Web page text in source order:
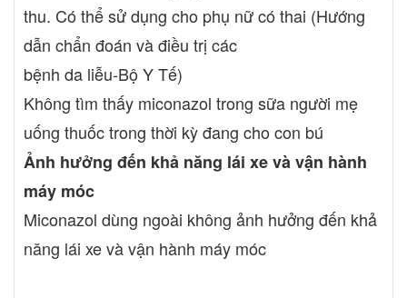
thu. Có thể sử dụng cho phụ nữ có thai (Hướng
dẫn chẩn đoán và điều trị các
bệnh da liễu-Bộ Y Tế)
Không tìm thấy miconazol trong sữa người mẹ
uống thuốc trong thời kỳ đang cho con bú
Ảnh hưởng đến khả năng lái xe và vận hành
máy móc
Miconazol dùng ngoài không ảnh hưởng đến khả
năng lái xe và vận hành máy móc